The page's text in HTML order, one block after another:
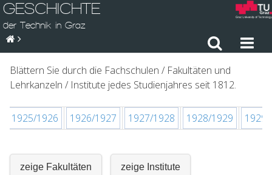
GESCHICHTE
der Technik in Graz
Blättern Sie durch die Fachschulen / Fakultäten und
Lehrkanzeln / Institute jedes Studienjahres seit 1812.
1925/1926 1926/1927 1927/1928 1928/1929
zeige Fakultäten zeige Institute